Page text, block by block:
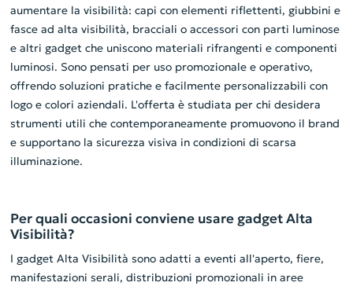
aumentare la visibilità: capi con elementi riflettenti, giubbini e
fasce ad alta visibilità, bracciali o accessori con parti luminose
e altri gadget che uniscono materiali rifrangenti e componenti
luminosi. Sono pensati per uso promozionale e operativo,
offrendo soluzioni pratiche e facilmente personalizzabili con
logo e colori aziendali. L'offerta è studiata per chi desidera
strumenti utili che contemporaneamente promuovono il brand
e supportano la sicurezza visiva in condizioni di scarsa
illuminazione.
Per quali occasioni conviene usare gadget Alta
Visibilità?
I gadget Alta Visibilità sono adatti a eventi all'aperto, fiere,
manifestazioni serali, distribuzioni promozionali in aree